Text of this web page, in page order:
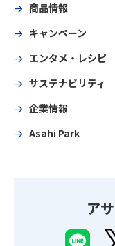
商品情報
キャンペーン
エンタメ・レシピ
サステナビリティ
企業情報
Asahi Park
ア